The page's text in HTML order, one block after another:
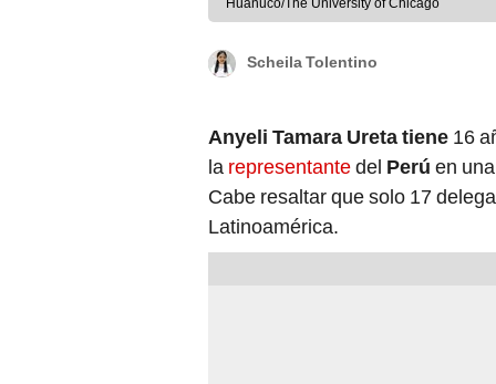
Huánuco/The University of Chicago
Scheila Tolentino
Anyeli Tamara Ureta tiene 16
la representantedel Perú en
Cabe resaltar que solo 17
Latinoamérica.